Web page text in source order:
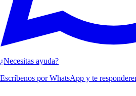
¿Necesitas ayuda?
Escríbenos por WhatsApp y te